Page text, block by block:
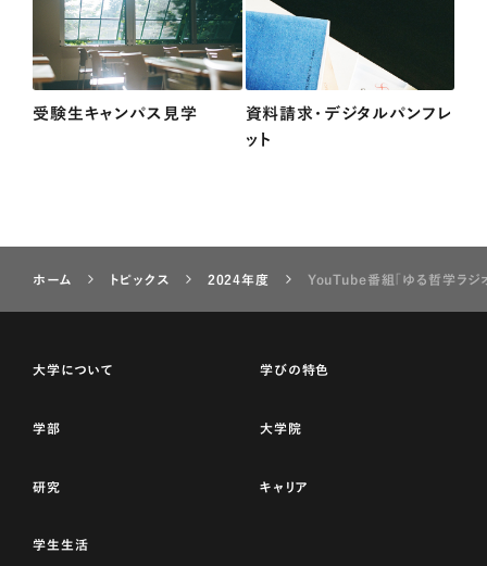
受験生キャンパス見学
資料請求・デジタルパンフレ
ット
ホーム トピックス 2024年度 YouTube番組「ゆる哲学ラジ
大学について 学びの特色
学部 大学院
研究 キャリア
学生生活